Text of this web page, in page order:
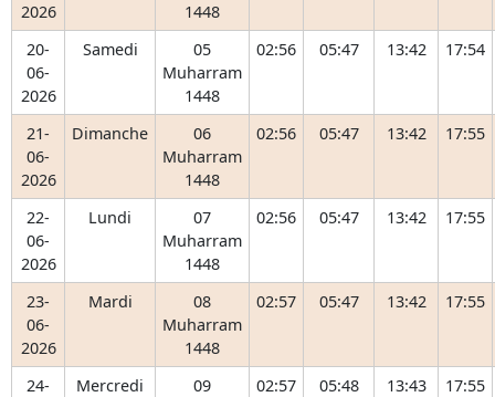
2026
1448
20-
06-
2026
Samedi
05
Muharram
1448
02:56 05:47 13:42 17:54
21-
06-
2026
Dimanche
06
Muharram
1448
02:56 05:47 13:42 17:55
22-
06-
2026
Lundi
07
Muharram
1448
02:56 05:47 13:42 17:55
23-
06-
2026
Mardi
08
Muharram
1448
02:57 05:47 13:42 17:55
24-
Mercredi
09
02:57 05:48 13:43 17:55